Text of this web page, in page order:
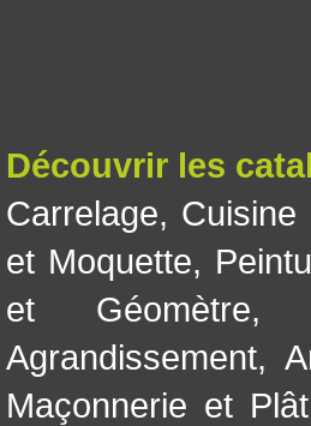
Découvrir les
Carrelage, Cuisine
et Moquette,
et Géomètre,
Agrandissement,
Maçonnerie et